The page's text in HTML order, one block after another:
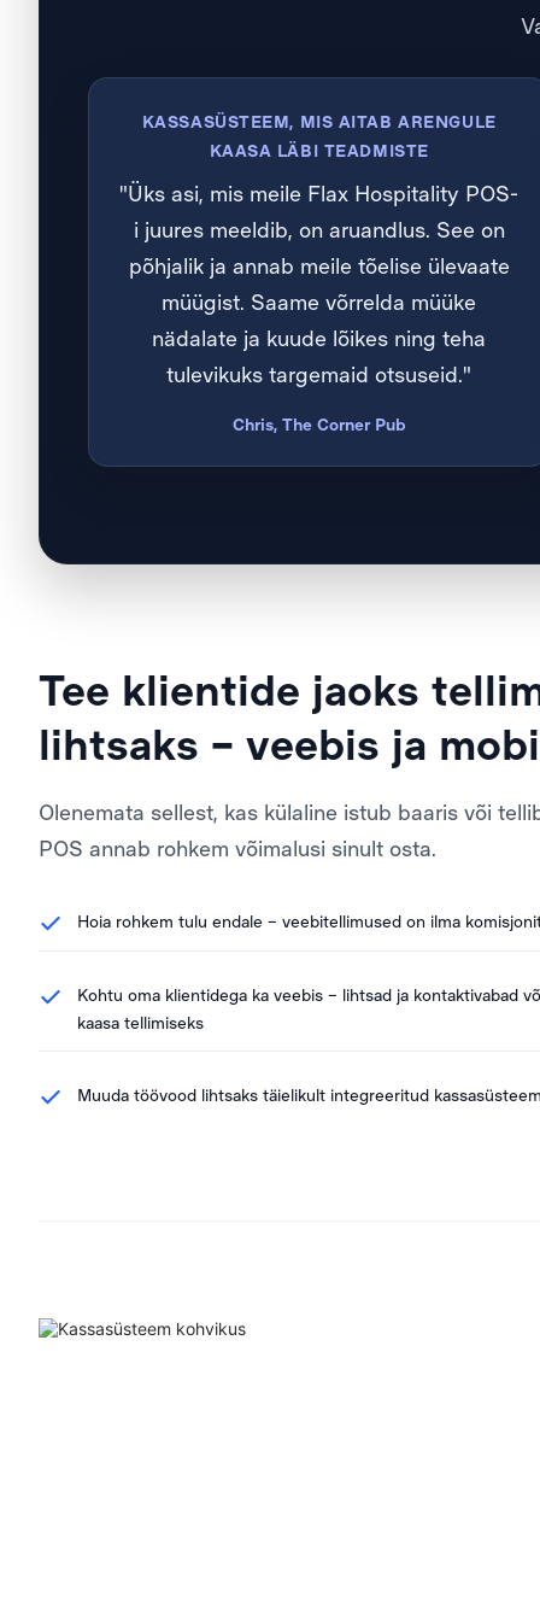
KASSASÜSTEEM, MIS AITAB ARENGULE
KAASA LÄBI TEADMISTE
"Üks asi, mis meile Flax Hospitality POS-
i juures meeldib, on aruandlus. See on
põhjalik ja annab meile tõelise ülevaate
müügist. Saame võrrelda müüke
nädalate ja kuude lõikes ning teha
tulevikuks targemaid otsuseid."
Chris, The Corner Pub
Tee klientide jaoks
lihtsaks – veebis ja
Olenemata sellest, kas külaline istub baaris või
POS annab rohkem võimalusi sinult osta.
Hoia rohkem tulu endale – veebitellimused on ilma
Kohtu oma klientidega ka veebis – lihtsad ja kontaktivabad
kaasa tellimiseks
Muuda töövood lihtsaks täielikult integreeritud